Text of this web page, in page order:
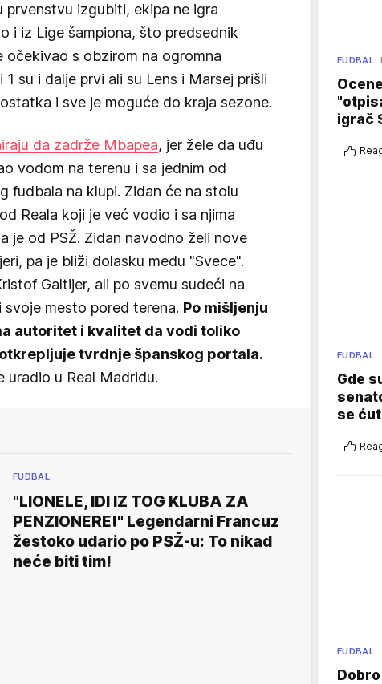
prvenstvu izgubiti, ekipa ne igra
i iz Lige šampiona, što predsednik
očekivao s obzirom na ogromna
su i dalje prvi ali su Lens i Marsej prišli
i sve je moguće do kraja sezone.
da zadrže Mbapea, jer žele da uđu
vođom na terenu i sa jednim od
fudbala na klupi. Zidan će na stolu
Reala koji je već vodio i sa njima
je od PSŽ. Zidan navodno želi nove
pa je bliži dolasku među "Svece".
Galtijer, ali po svemu sudeći na
mesto pored terena. Po mišljenju
autoritet i kvalitet da vodi toliko
tvrdnje španskog portala.
uradio u Real Madridu.
FUDBAL
"LIONELE, IDI IZ TOG KLUBA ZA
PENZIONERE!" Legendarni Francuz
žestoko udario po PSŽ-u: To nikad
neće biti tim!
FUDBAL
igrač
FUDBAL
Gde
se
FUDBAL